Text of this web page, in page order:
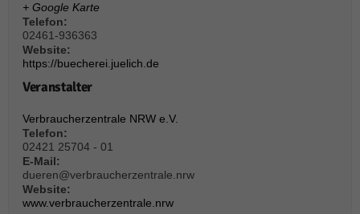
+ Google Karte
Telefon:
02461-936363
Website:
https://buecherei.juelich.de
Veranstalter
Verbraucherzentrale NRW e.V.
Telefon:
02421 25704 - 01
E-Mail:
dueren@verbraucherzentrale.nrw
Website:
www.verbraucherzentrale.nrw